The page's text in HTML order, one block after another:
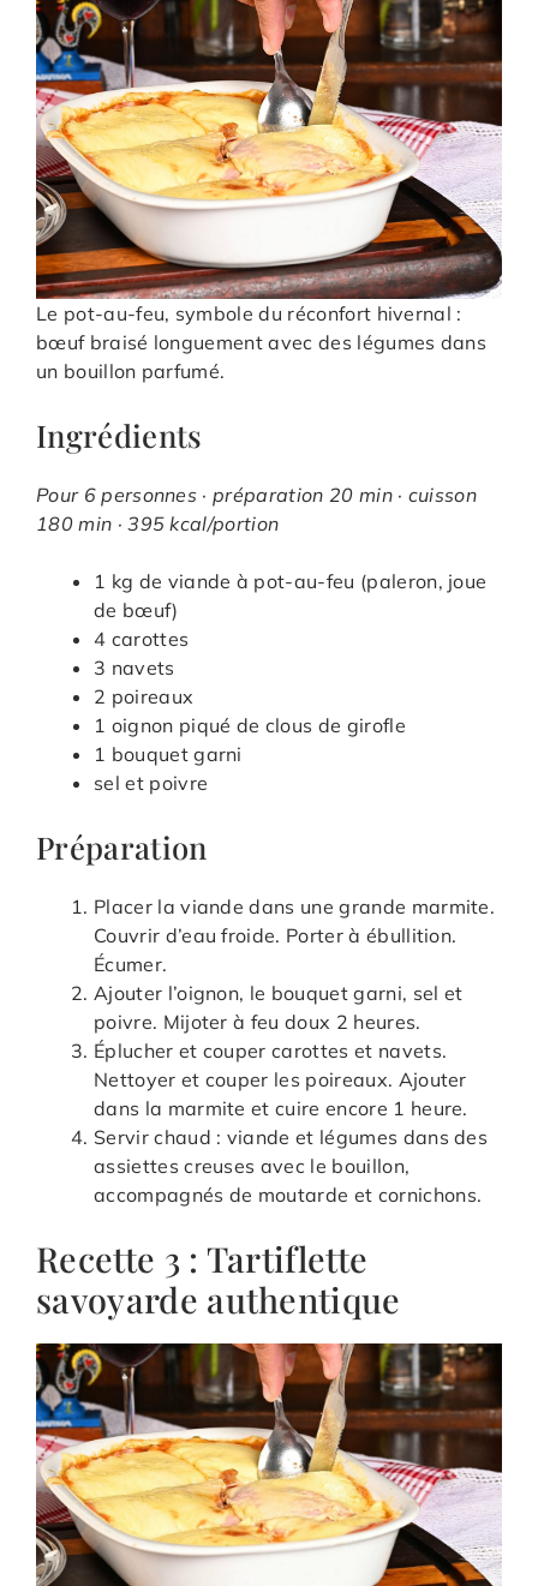
Le pot-au-feu, symbole du réconfort hivernal :
bœuf braisé longuement avec des légumes dans
un bouillon parfumé.
Ingrédients
Pour 6 personnes · préparation 20 min · cuisson
180 min · 395 kcal/portion
1 kg de viande à pot-au-feu (paleron, joue
de bœuf)
4 carottes
3 navets
2 poireaux
1 oignon piqué de clous de girofle
1 bouquet garni
sel et poivre
Préparation
Placer la viande dans une grande marmite.
Couvrir d’eau froide. Porter à ébullition.
Écumer.
Ajouter l’oignon, le bouquet garni, sel et
poivre. Mijoter à feu doux 2 heures.
Éplucher et couper carottes et navets.
Nettoyer et couper les poireaux. Ajouter
dans la marmite et cuire encore 1 heure.
Servir chaud : viande et légumes dans des
assiettes creuses avec le bouillon,
accompagnés de moutarde et cornichons.
Recette 3 : Tartiflette
savoyarde authentique